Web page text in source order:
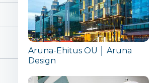
Aruna-Ehitus OÜ │ Aruna
Design